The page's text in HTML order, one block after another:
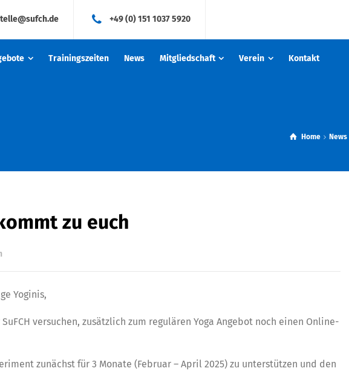
+49 (0) 151 1037 5920
Trainingszeiten News Mitgliedschaft Verein Kontakt
Home News
zu euch
Yoginis,
versuchen, zusätzlich zum regulären Yoga Angebot noch einen Online-
zunächst für 3 Monate (Februar – April 2025) zu unterstützen und den